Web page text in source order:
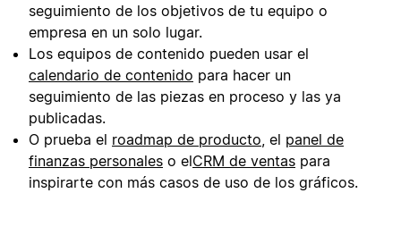
seguimiento de los objetivos de tu equipo o
empresa en un solo lugar.
Los equipos de contenido pueden usar el
calendario de contenido para hacer un
seguimiento de las piezas en proceso y las ya
publicadas.
O prueba el roadmap de producto, el panel de
finanzas personales o elCRM de ventas para
inspirarte con más casos de uso de los gráficos.